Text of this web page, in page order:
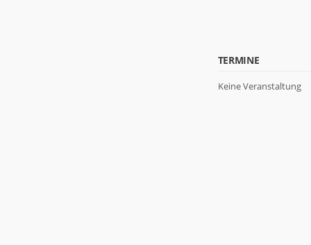
TERMINE
Keine Veranstaltung